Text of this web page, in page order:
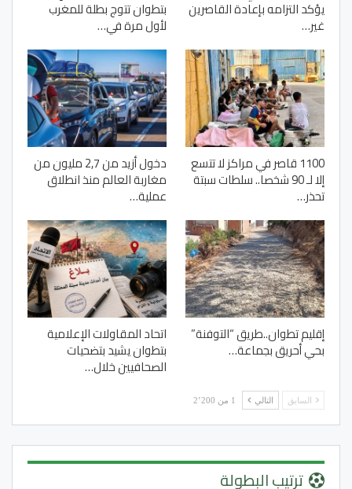
يؤكد التزامه بإعادة القاصرين
غير…
بتطوان تتوج بطلة للمغرب
لأول مرة في…
1100 قاصر في مراكز لا تتسع
إلا لـ 90 شخصا.. سلطات سبتة
تحذر…
دخول أزيد من 2,7 مليون من
مغاربة العالم منذ انطلاق
عملية…
إقليم تطوان..طريق “التوفنة”
بحي أحريق بجماعة…
اتحاد المقاولات الإعلامية
بتطوان يشيد بتضحيات
الصحافيين خلال…
السابق التالي 1 من 2٬200
ترتيب البطولة